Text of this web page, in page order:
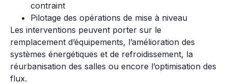
contraint
Pilotage des opérations de mise à niveau
Les interventions peuvent porter sur le
remplacement d’équipements, l’amélioration des
systèmes énergétiques et de refroidissement, la
réurbanisation des salles ou encore l’optimisation des
flux.